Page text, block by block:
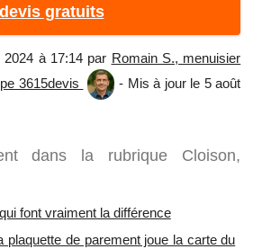
devis gratuits
à 17:14 par Romain S., menuisier
3615devis
- Mis à jour le 5 août
dans la rubrique Cloison,
font vraiment la différence
plaquette de parement joue la carte du